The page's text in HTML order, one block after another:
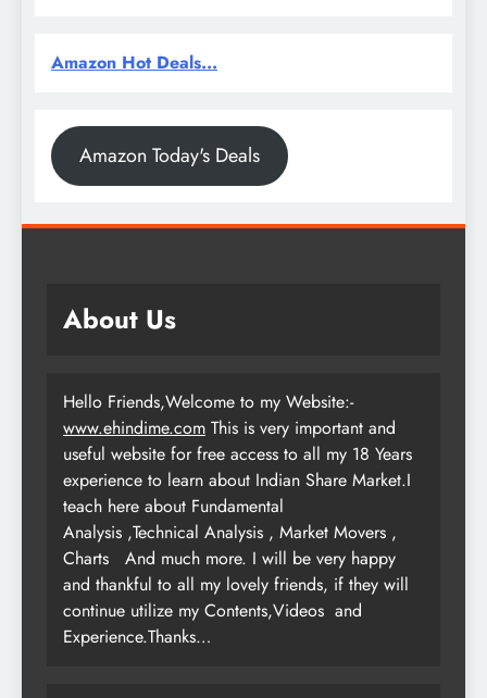
Amazon Hot Deals...
Amazon Today's Deals
About Us
Hello Friends,Welcome to my Website:-
www.ehindime.com This is very important and
useful website for free access to all my 18 Years
experience to learn about Indian Share Market.I
teach here about Fundamental
Analysis ,Technical Analysis , Market Movers ,
Charts
And much more. I will be very happy
and thankful to all my lovely friends, if they will
continue utilize my Contents,Videos and
Experience.Thanks…